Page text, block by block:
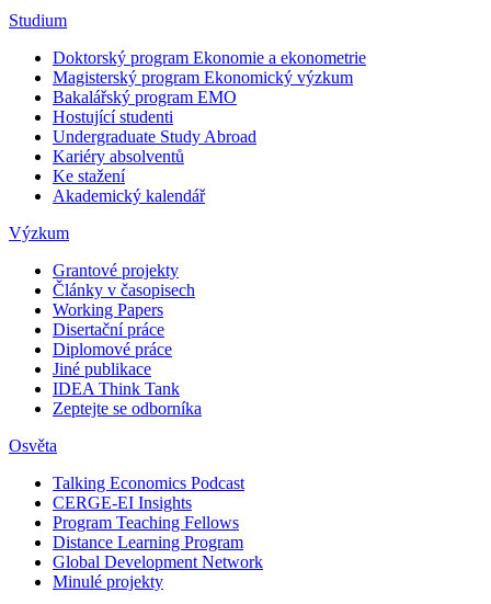
Studium
Doktorský program Ekonomie a ekonometrie
Magisterský program Ekonomický výzkum
Bakalářský program EMO
Hostující studenti
Undergraduate Study Abroad
Kariéry absolventů
Ke stažení
Akademický kalendář
Výzkum
Grantové projekty
Články v časopisech
Working Papers
Disertační práce
Diplomové práce
Jiné publikace
IDEA Think Tank
Zeptejte se odborníka
Osvěta
Talking Economics Podcast
CERGE-EI Insights
Program Teaching Fellows
Distance Learning Program
Global Development Network
Minulé projekty